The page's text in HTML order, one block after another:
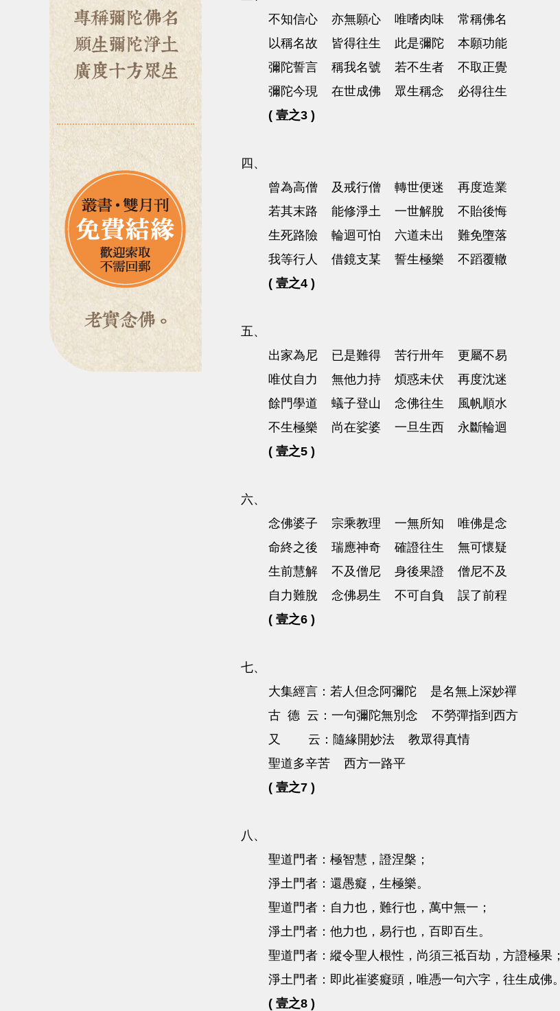
不知信心 亦無願心 唯嗜肉味 常稱佛名
以稱名故 皆得往生 此是彌陀 本願功能
彌陀誓言 稱我名號 若不生者 不取正覺
彌陀今現 在世成佛 眾生稱念 必得往生
( 壹之3 )
四、
曾為高僧 及戒行僧 轉世便迷 再度造業
若其末路 能修淨土 一世解脫 不貽後悔
生死路險 輪迴可怕 六道未出 難免墮落
我等行人 借鏡支某 誓生極樂 不蹈覆轍
( 壹之4 )
五、
出家為尼 已是難得 苦行卅年 更屬不易
唯仗自力 無他力持 煩惑未伏 再度沈迷
餘門學道 蟻子登山 念佛往生 風帆順水
不生極樂 尚在娑婆 一旦生西 永斷輪迴
( 壹之5 )
六、
念佛婆子 宗乘教理 一無所知 唯佛是念
命終之後 瑞應神奇 確證往生 無可懷疑
生前慧解 不及僧尼 身後果證 僧尼不及
自力難脫 念佛易生 不可自負 誤了前程
( 壹之6 )
七、
大集經言：若人但念阿彌陀 是名無上深妙禪
古 德 云：一句彌陀無別念 不勞彈指到西方
又 云：隨緣開妙法 教眾得真情
聖道多辛苦 西方一路平
( 壹之7 )
八、
聖道門者：極智慧，證涅槃；
淨土門者：還愚癡，生極樂。
聖道門者：自力也，難行也，萬中無一；
淨土門者：他力也，易行也，百即百生。
聖道門者：縱令聖人根性，尚須三祗百劫，方證極果；
淨土門者：即此崔婆癡頭，唯憑一句六字，往生成佛。
( 壹之8 )